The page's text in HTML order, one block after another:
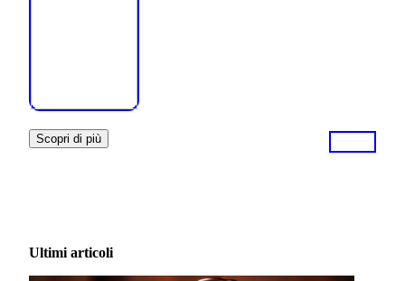
Scopri di più
Ultimi articoli